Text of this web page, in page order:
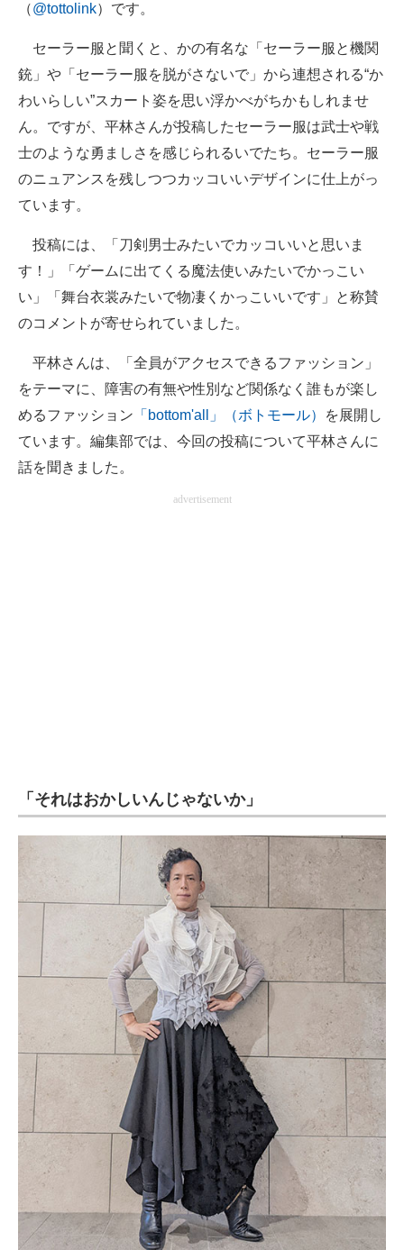
（@tottolink）です。
セーラー服と聞くと、かの有名な「セーラー服と機関
銃」や「セーラー服を脱がさないで」から連想される“か
わいらしい”スカート姿を思い浮かべがちかもしれませ
ん。ですが、平林さんが投稿したセーラー服は武士や戦
士のような勇ましさを感じられるいでたち。セーラー服
のニュアンスを残しつつカッコいいデザインに仕上がっ
ています。
投稿には、「刀剣男士みたいでカッコいいと思いま
す！」「ゲームに出てくる魔法使いみたいでかっこい
い」「舞台衣裳みたいで物凄くかっこいいです」と称賛
のコメントが寄せられていました。
平林さんは、「全員がアクセスできるファッション」
をテーマに、障害の有無や性別など関係なく誰もが楽し
めるファッション 「bottom'all」（ボトモール）
を展開し
ています。編集部では、今回の投稿について平林さんに
話を聞きました。
advertisement
「それはおかしいんじゃないか」